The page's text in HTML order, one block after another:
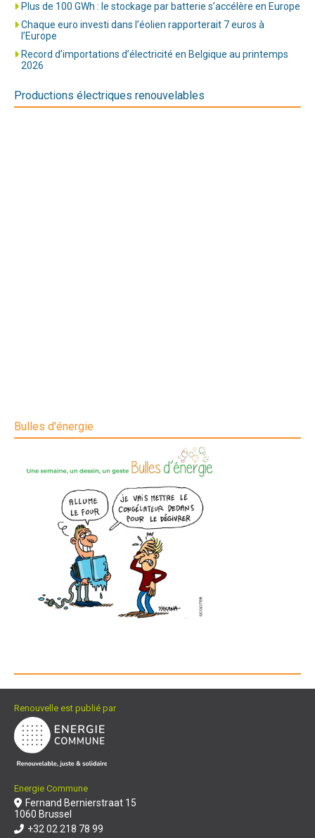
Plus de 100 GWh : le stockage par batterie s’accélère en Europe
Chaque euro investi dans l’éolien rapporterait 7 euros à
l’Europe
Record d’importations d’électricité en Belgique au printemps
2026
Productions électriques renouvelables
Bulles d'énergie
Renouvelle est publié par
Energie Commune
Fernand Bernierstraat 15
1060 Brussel
+32 02 218 78 99